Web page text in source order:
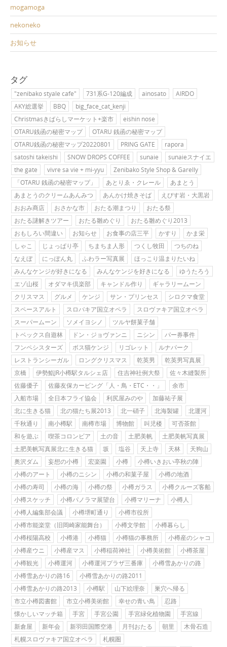
mogamoga
nekoneko
お知らせ
タグ
"zenibako styale cafe" 731系G-120編成 ainosato
AIRDO
AKY総選挙
BBQ
big_face_cat_kenji
Christmasきばらしマーケット+楽市
eishin nose
OTARU銭函の秘密マップ
OTARU 銭函の秘密マップ
OTARU銭函の秘密マップ20220801
PRING GATE
rapora
satoshi takeishi
SNOW DROPS COFFEE sunaie
sunaieスナイエ
the gate
vivre sa vie + mi-yyu
Zenibako Style Shop & Garelly
「OTARU 銭函の秘密マップ」
あとりゑ・クレール
あまとう
あまとうのクリームあんみつ
あんかけ焼きそば
えびす岩・大黒岩
おおみ商店
おさかな市 おたる潮まつり
おたる祭
おたる謎解きツアー
おたる雛めぐり
おたる雛めぐり2013
おもしろい間違い
お知らせ お食事の店三平 かすり
かま栄
しゃこ
じょっぱり亭 ちまちま人形 つくし牧田
つちのね
なえぼ
にっぽん丸 ふわラー写真展
ほっこり温まりたいね
みんなケンジが好きになる
みんなケンジを好きになる
ゆうたろう
エゾ山桜
オダマキ倶楽部 キャンドル作り
ギャラリームーン
クリスマス
グルメ ケンジ サン・プリンセス
シロクマ食堂
スペースアルト
スロバキア国立オペラ
スロヴァキア国立オペラ
スーパームーン
ソメイヨシノ
ツルヤ餅菓子舗
トベックス自遊林
ドン・ジョヴァンニ ニシン
パー券事件
フンペシスターズ
ボス猫ケンジ リゴレット
ルナパーク
レストランシーガル
ロングクリスマス 乾英男
乾英男写真展
京橋
伊勢鮨JR小樽駅タルシェ店 住吉神社例大祭
佐々木縫製所
佐藤優子
佐藤友保カービング「人・鳥・ETC・・」
余市
入船市場
全日本フライ協会 利尻屋みのや
加藤祐子展
北に生きる猫
北の猫たち展2013 北一硝子 北海製罐
北運河
千秋通り
南小樽駅 南樽市場 博物館 叫児楼
可否茶館
和を遊ぶ
喫茶コロンビア 土の音 土肥美帆
土肥美帆写真展
土肥美帆写真展北に生きる猫
坂 塩谷 天上寺 天林
天狗山
奥沢ダム
妄想の小樽 宏楽園 小樽
小樽いきおい亭秋の陣
小樽のアート
小樽のニシン 小樽の和菓子屋
小樽の地酒
小樽の寿司
小樽の海 小樽の祭 小樽ガラス
小樽クルーズ客船
小樽スケッチ
小樽パノラマ展望台 小樽マリーナ
小樽人
小樽人編集部会議
小樽堺町通り
小樽市役所
小樽市能楽堂（旧岡崎家能舞台）
小樽文学館
小樽暮らし
小樽桜陽高校
小樽港 小樽猫 小樽猫の事務所
小樽産のシャコ
小樽産ウニ
小樽産マス 小樽稲荷神社 小樽美術館
小樽茶屋
小樽観光
小樽運河 小樽運河プラザ三番庫
小樽雪あかりの路
小樽雪あかりの路16
小樽雪あかりの路2011
小樽雪あかりの路2013
小樽駅 山下絵理奈
巣穴へ帰る
市立小樽図書館
市立小樽美術館 幸せの青い鳥
忍路
懐かしいマッチ箱
手宮 手宮公園 手宮緑化植物園
手宮線
新倉屋
新年会 新羽田国際空港 月刊おたる 朝里
木骨石造
札幌スロヴァキア国立オペラ
札幌圏